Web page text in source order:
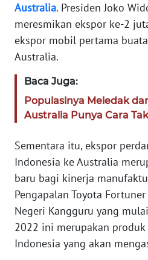
Australia. Presiden Joko
meresmikan ekspor ke-2
ekspor mobil pertama
Australia.
Baca Juga:
Populasinya Meledak
Australia Punya Cara
Sementara itu, ekspor
Indonesia ke Australia
baru bagi kinerja
Pengapalan Toyota
Negeri Kangguru yang
2022 ini merupakan
Indonesia yang akan
KAMI
INFO
IKLAN
TENTANG
KAMI
PEDOMAN
MEDIA
SIBER
REDAKSI
KARIR